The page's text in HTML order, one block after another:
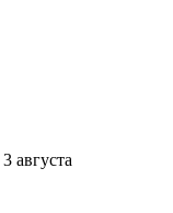
3 августа